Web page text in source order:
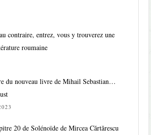
contraire, entrez, vous y trouverez une
roumaine
du nouveau livre de Mihail Sebastian…
20 de Solénoïde de Mircea Cărtărescu